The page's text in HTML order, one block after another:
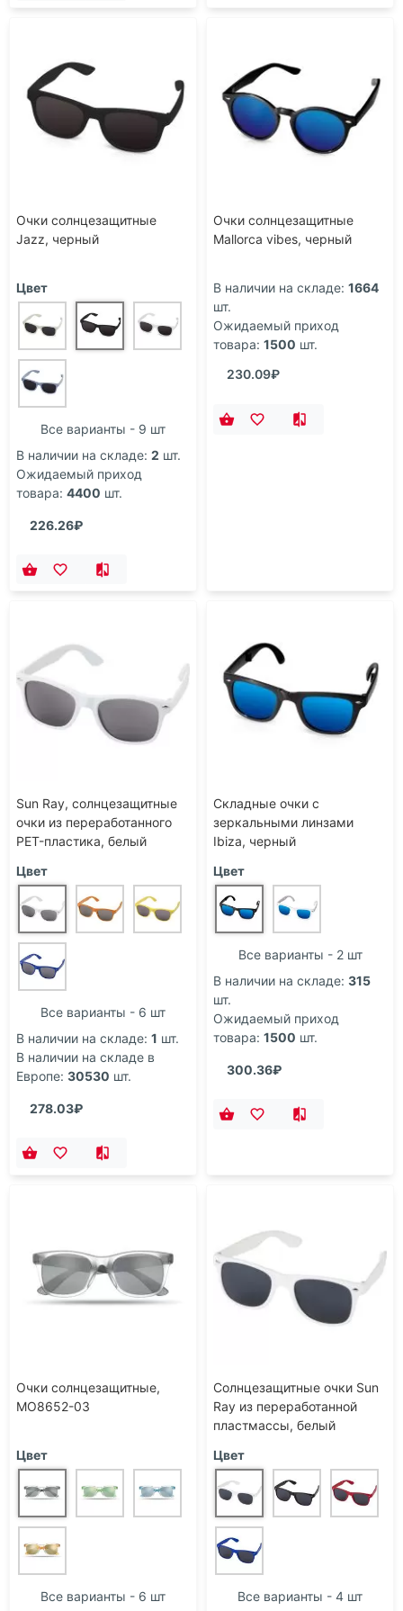
Очки солнцезащитные
Jazz, черный
Цвет
Все варианты - 9 шт
В наличии на складе: 2 шт.
Ожидаемый приход
товара: 4400 шт.
226.26₽
Очки солнцезащитные
Mallorca vibes, черный
В наличии на складе: 1664
шт.
Ожидаемый приход
товара: 1500 шт.
230.09₽
Sun Ray, солнцезащитные
очки из переработанного
PET-пластика, белый
Цвет
Все варианты - 6 шт
В наличии на складе: 1 шт.
В наличии на складе в
Европе: 30530 шт.
278.03₽
Складные очки с
зеркальными линзами
Ibiza, черный
Цвет
Все варианты - 2 шт
В наличии на складе: 315
шт.
Ожидаемый приход
товара: 1500 шт.
300.36₽
Очки солнцезащитные,
MO8652-03
Цвет
Все варианты - 6 шт
Солнцезащитные очки Sun
Ray из переработанной
пластмассы, белый
Цвет
Все варианты - 4 шт